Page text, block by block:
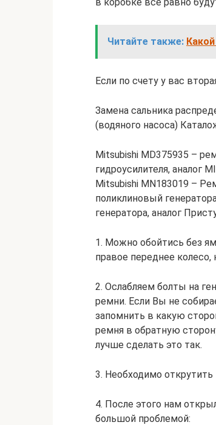
Читайте также:
Если по счету у вас
Замена сальника
(водяного насоса)
Mitsubishi MD375935 –
гидроусилителя, аналог
Mitsubishi MN183019 –
поликлиновый
генератора, аналог
1. Можно обойтись без
правое переднее
2. Ослабляем болты на
ремни. Если Вы не
запомнить в какую
ремня в обратную
лучше сделать это так.
3. Необходимо
4. После этого нам
большой проблемой: